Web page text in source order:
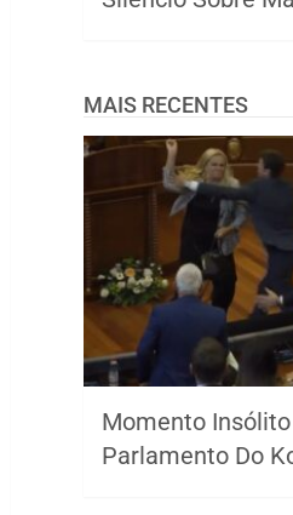
MAIS RECENTES
Momento
Parlamento Do